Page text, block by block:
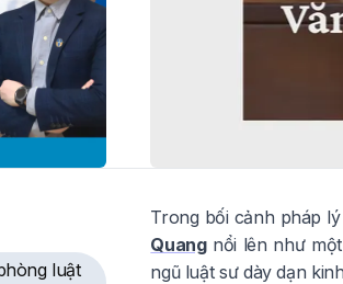
luật
Trong bối cảnh pháp
Quangnổi lên như một
ngũ luật sư dày dạn